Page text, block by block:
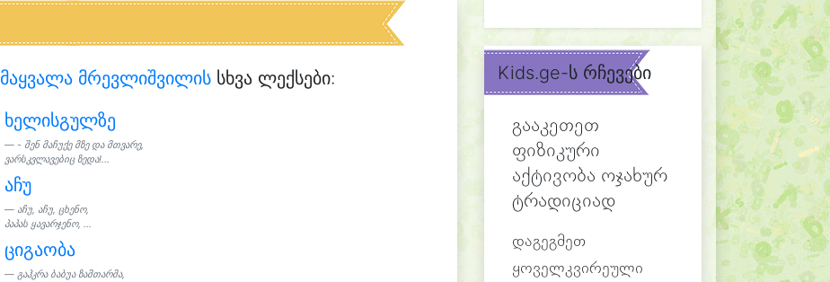
მაყვალა მრევლიშვილისსხვა ლექსები:
ხელისგულზე
- შენ მაჩუქე მზე და მთვარე,
ვარსკვლავებიც ზედა!...
აჩუ
აჩუ, აჩუ, ცხენო,
პაპას ყავარჯენო, ...
ციგაობა
გაჰკრა ბაბუა ზამთარმა,
Kids.ge-ს რჩევები
გააკეთეთ
ფიზიკური
აქტივობა ოჯახურ
ტრადიციად
დაგეგმეთ
ყოველკვირეული